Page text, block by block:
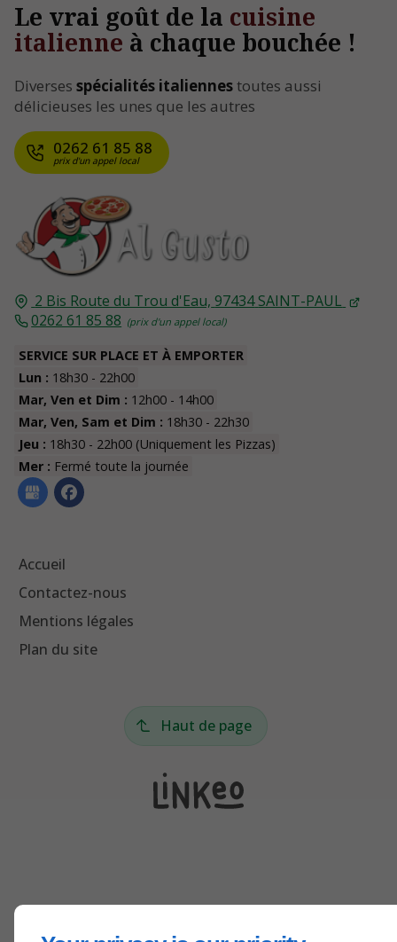
2 Bis Route du Trou d'Eau, 97434 SAINT-PAUL
0262 61 85 88
SERVICE SUR PLACE ET À EMPORTER
Lun : 18h30 - 22h00
Mar, Ven et Dim : 12h00 - 14h00
Mar, Ven, Sam et Dim : 18h30 - 22h30
Jeu : 18h30 - 22h00 (Uniquement les Pizzas)
Mer : Fermé toute la journée
Accueil
Contactez-nous
Mentions légales
Plan du site
Le vrai goût de la cuisine
italienne à chaque bouchée !
Diverses spécialités italiennestoutes aussi
délicieuses les unes que les autres
0262 61 85 88
Haut de page